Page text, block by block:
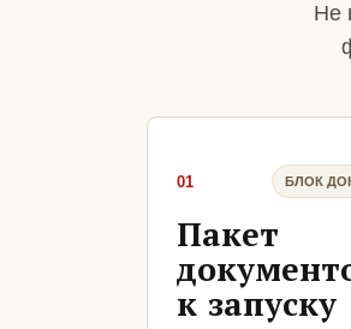
Не
01 БЛОК
Пакет
к запуску